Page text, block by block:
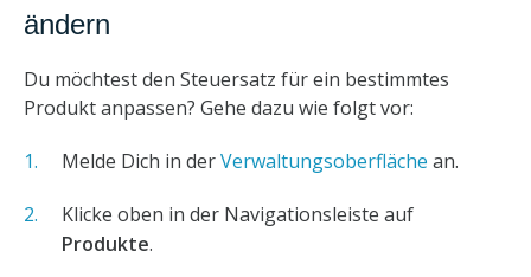
ändern
Du möchtest den Steuersatz für ein bestimmtes
Produkt anpassen? Gehe dazu wie folgt vor:
Melde Dich in derVerwaltungsoberfläche an.
Klicke oben in der Navigationsleiste auf
Produkte.